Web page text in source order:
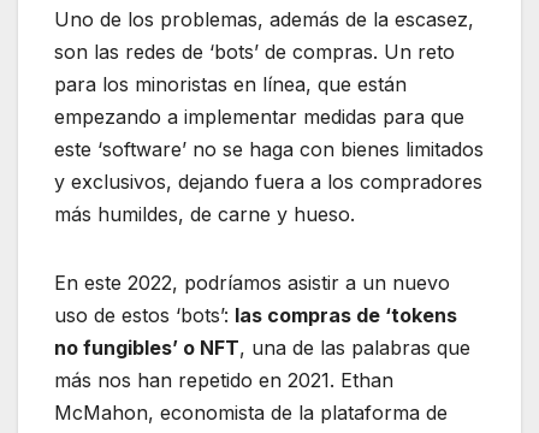
Uno de los problemas, además de la escasez,
son las redes de ‘bots’ de compras. Un reto
para los minoristas en línea, que están
empezando a implementar medidas para que
este ‘software’ no se haga con bienes limitados
y exclusivos, dejando fuera a los compradores
más humildes, de carne y hueso.
En este 2022, podríamos asistir a un nuevo
uso de estos ‘bots’: las compras de ‘tokens
no fungibles’ o NFT, una de las palabras que
más nos han repetido en 2021. Ethan
McMahon, economista de la plataforma de